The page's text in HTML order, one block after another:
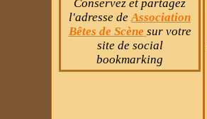
parNugget's
»Rouky, Mâle européen
(01/07/2017) [réservé]
Lun 2 Avr 2018 - 21:53
Conservez et partagez
l'adresse deAssociation
Bêtes de Scène sur votre
site de social
bookmarking